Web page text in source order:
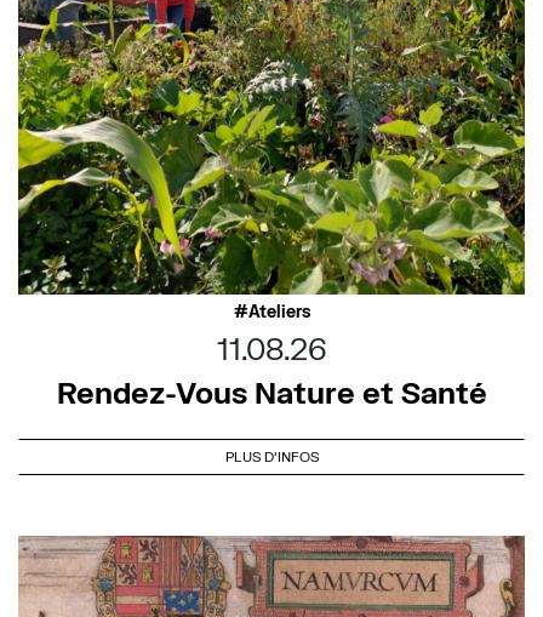
Ateliers
11.08.26
Rendez-Vous Nature et Santé
PLUS D'INFOS